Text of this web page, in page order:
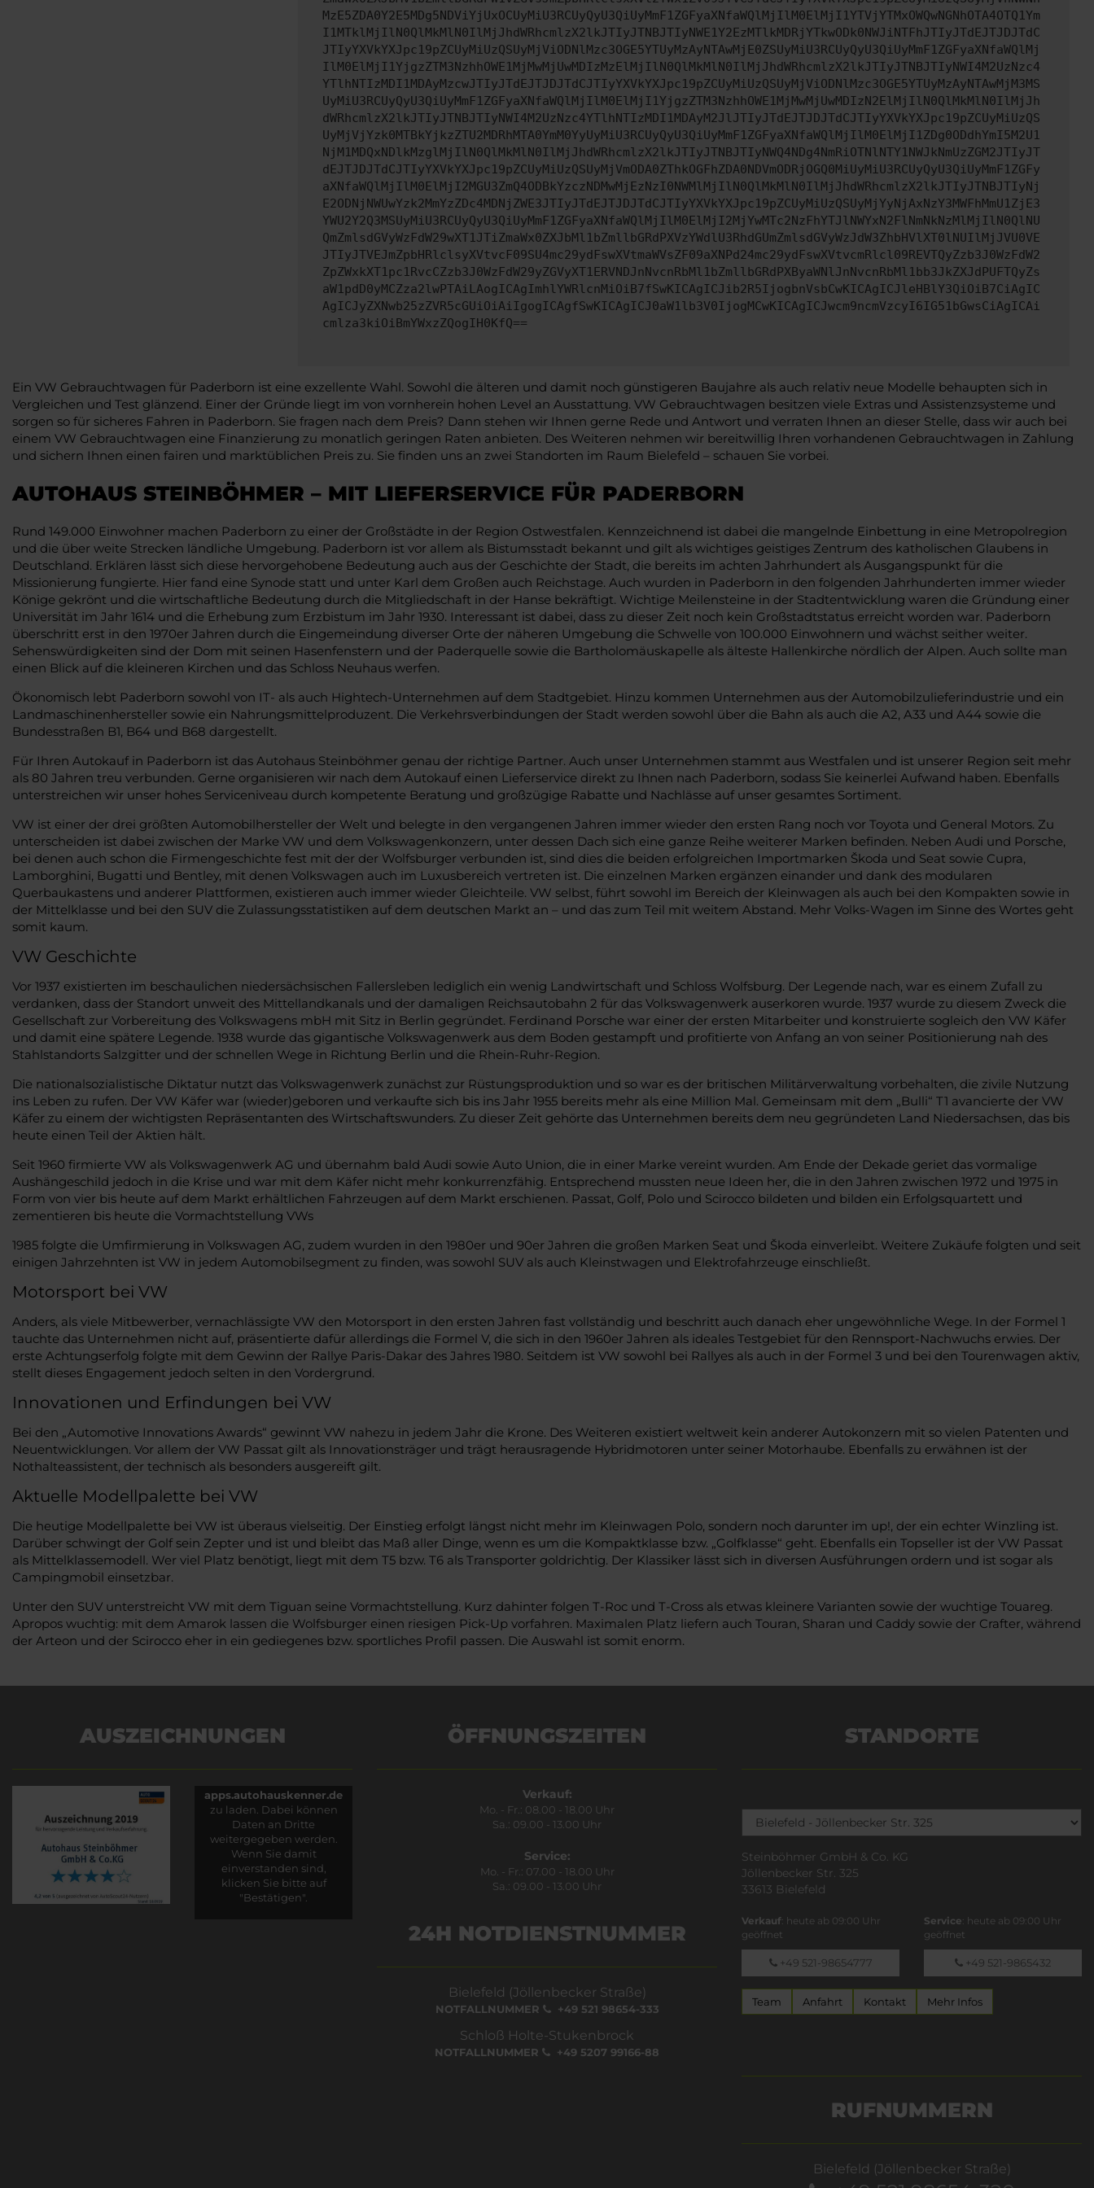
MzE5ZDA0Y2E5MDg5NDViYjUxOCUyMiU3RCUyQyU3QiUyMmF1ZGFyaXNfaWQlMjIlM0ElMjI1YTVjYTMxOWQwNGNhOTA4OTQ1Ym
I1MTklMjIlN0QlMkMlN0IlMjJhdWRhcmlzX2lkJTIyJTNBJTIyNWE1Y2EzMTlkMDRjYTkwODk0NWJiNTFhJTIyJTdEJTJDJTdC
JTIyYXVkYXJpc19pZCUyMiUzQSUyMjViODNlMzc3OGE5YTUyMzAyNTAwMjE0ZSUyMiU3RCUyQyU3QiUyMmF1ZGFyaXNfaWQlMj
IlM0ElMjI1YjgzZTM3NzhhOWE1MjMwMjUwMDIzMzElMjIlN0QlMkMlN0IlMjJhdWRhcmlzX2lkJTIyJTNBJTIyNWI4M2UzNzc4
YTlhNTIzMDI1MDAyMzcwJTIyJTdEJTJDJTdCJTIyYXVkYXJpc19pZCUyMiUzQSUyMjViODNlMzc3OGE5YTUyMzAyNTAwMjM3MS
UyMiU3RCUyQyU3QiUyMmF1ZGFyaXNfaWQlMjIlM0ElMjI1YjgzZTM3NzhhOWE1MjMwMjUwMDIzN2ElMjIlN0QlMkMlN0IlMjJh
dWRhcmlzX2lkJTIyJTNBJTIyNWI4M2UzNzc4YTlhNTIzMDI1MDAyM2JlJTIyJTdEJTJDJTdCJTIyYXVkYXJpc19pZCUyMiUzQS
UyMjVjYzk0MTBkYjkzZTU2MDRhMTA0YmM0YyUyMiU3RCUyQyU3QiUyMmF1ZGFyaXNfaWQlMjIlM0ElMjI1ZDg0ODdhYmI5M2U1
NjM1MDQxNDlkMzglMjIlN0QlMkMlN0IlMjJhdWRhcmlzX2lkJTIyJTNBJTIyNWQ4NDg4NmRiOTNlNTY1NWJkNmUzZGM2JTIyJT
dEJTJDJTdCJTIyYXVkYXJpc19pZCUyMiUzQSUyMjVmODA0ZThkOGFhZDA0NDVmODRjOGQ0MiUyMiU3RCUyQyU3QiUyMmF1ZGFy
aXNfaWQlMjIlM0ElMjI2MGU3ZmQ4ODBkYzczNDMwMjEzNzI0NWMlMjIlN0QlMkMlN0IlMjJhdWRhcmlzX2lkJTIyJTNBJTIyNj
E2ODNjNWUwYzk2MmYzZDc4MDNjZWE3JTIyJTdEJTJDJTdCJTIyYXVkYXJpc19pZCUyMiUzQSUyMjYyNjAxNzY3MWFhMmU1ZjE3
YWU2Y2Q3MSUyMiU3RCUyQyU3QiUyMmF1ZGFyaXNfaWQlMjIlM0ElMjI2MjYwMTc2NzFhYTJlNWYxN2FlNmNkNzMlMjIlN0QlNU
QmZmlsdGVyWzFdW29wXT1JTiZmaWx0ZXJbMl1bZmllbGRdPXVzYWdlU3RhdGUmZmlsdGVyWzJdW3ZhbHVlXT0lNUIlMjJVU0VE
JTIyJTVEJmZpbHRlclsyXVtvcF09SU4mc29ydFswXVtmaWVsZF09aXNPd24mc29ydFswXVtvcmRlcl09REVTQyZzb3J0WzFdW2
ZpZWxkXT1pc1RvcCZzb3J0WzFdW29yZGVyXT1ERVNDJnNvcnRbMl1bZmllbGRdPXByaWNlJnNvcnRbMl1bb3JkZXJdPUFTQyZs
aW1pdD0yMCZza2lwPTAiLAogICAgImhlYWRlcnMiOiB7fSwKICAgICJib2R5IjogbnVsbCwKICAgICJleHBlY3QiOiB7CiAgIC
AgICJyZXNwb25zZVR5cGUiOiAiIgogICAgfSwKICAgICJ0aW1lb3V0IjogMCwKICAgICJwcm9ncmVzcyI6IG51bGwsCiAgICAi
cmlza3kiOiBmYWxzZQogIH0KfQ==
Ein VW Gebrauchtwagen für Paderborn ist eine exzellente Wahl. Sowohl die älteren und damit noch günstigeren Baujahre als auch relativ neue Modelle behaupten sich in
Vergleichen und Test glänzend. Einer der Gründe liegt im von vornherein hohen Level an Ausstattung. VW Gebrauchtwagen besitzen viele Extras und Assistenzsysteme und
sorgen so für sicheres Fahren in Paderborn. Sie fragen nach dem Preis? Dann stehen wir Ihnen gerne Rede und Antwort und verraten Ihnen an dieser Stelle, dass wir auch bei
einem VW Gebrauchtwagen eine Finanzierung zu monatlich geringen Raten anbieten. Des Weiteren nehmen wir bereitwillig Ihren vorhandenen Gebrauchtwagen in Zahlung
und sichern Ihnen einen fairen und marktüblichen Preis zu. Sie finden uns an zwei Standorten im Raum Bielefeld – schauen Sie vorbei.
AUTOHAUS STEINBÖHMER – MIT LIEFERSERVICE FÜR PADERBORN
Rund 149.000 Einwohner machen Paderborn zu einer der Großstädte in der Region Ostwestfalen. Kennzeichnend ist dabei die mangelnde Einbettung in eine Metropolregion
und die über weite Strecken ländliche Umgebung. Paderborn ist vor allem als Bistumsstadt bekannt und gilt als wichtiges geistiges Zentrum des katholischen Glaubens in
Deutschland. Erklären lässt sich diese hervorgehobene Bedeutung auch aus der Geschichte der Stadt, die bereits im achten Jahrhundert als Ausgangspunkt für die
Missionierung fungierte. Hier fand eine Synode statt und unter Karl dem Großen auch Reichstage. Auch wurden in Paderborn in den folgenden Jahrhunderten immer wieder
Könige gekrönt und die wirtschaftliche Bedeutung durch die Mitgliedschaft in der Hanse bekräftigt. Wichtige Meilensteine in der Stadtentwicklung waren die Gründung einer
Universität im Jahr 1614 und die Erhebung zum Erzbistum im Jahr 1930. Interessant ist dabei, dass zu dieser Zeit noch kein Großstadtstatus erreicht worden war. Paderborn
überschritt erst in den 1970er Jahren durch die Eingemeindung diverser Orte der näheren Umgebung die Schwelle von 100.000 Einwohnern und wächst seither weiter.
Sehenswürdigkeiten sind der Dom mit seinen Hasenfenstern und der Paderquelle sowie die Bartholomäuskapelle als älteste Hallenkirche nördlich der Alpen. Auch sollte man
einen Blick auf die kleineren Kirchen und das Schloss Neuhaus werfen.
Ökonomisch lebt Paderborn sowohl von IT- als auch Hightech-Unternehmen auf dem Stadtgebiet. Hinzu kommen Unternehmen aus der Automobilzulieferindustrie und ein
Landmaschinenhersteller sowie ein Nahrungsmittelproduzent. Die Verkehrsverbindungen der Stadt werden sowohl über die Bahn als auch die A2, A33 und A44 sowie die
Bundesstraßen B1, B64 und B68 dargestellt.
Für Ihren Autokauf in Paderborn ist das Autohaus Steinböhmer genau der richtige Partner. Auch unser Unternehmen stammt aus Westfalen und ist unserer Region seit mehr
als 80 Jahren treu verbunden. Gerne organisieren wir nach dem Autokauf einen Lieferservice direkt zu Ihnen nach Paderborn, sodass Sie keinerlei Aufwand haben. Ebenfalls
unterstreichen wir unser hohes Serviceniveau durch kompetente Beratung und großzügige Rabatte und Nachlässe auf unser gesamtes Sortiment.
VW ist einer der drei größten Automobilhersteller der Welt und belegte in den vergangenen Jahren immer wieder den ersten Rang noch vor Toyota und General Motors. Zu
unterscheiden ist dabei zwischen der Marke VW und dem Volkswagenkonzern, unter dessen Dach sich eine ganze Reihe weiterer Marken befinden. Neben Audi und Porsche,
bei denen auch schon die Firmengeschichte fest mit der der Wolfsburger verbunden ist, sind dies die beiden erfolgreichen Importmarken Škoda und Seat sowie Cupra,
Lamborghini, Bugatti und Bentley, mit denen Volkswagen auch im Luxusbereich vertreten ist. Die einzelnen Marken ergänzen einander und dank des modularen
Querbaukastens und anderer Plattformen, existieren auch immer wieder Gleichteile. VW selbst, führt sowohl im Bereich der Kleinwagen als auch bei den Kompakten sowie in
der Mittelklasse und bei den SUV die Zulassungsstatistiken auf dem deutschen Markt an – und das zum Teil mit weitem Abstand. Mehr Volks-Wagen im Sinne des Wortes geht
somit kaum.
VW Geschichte
Vor 1937 existierten im beschaulichen niedersächsischen Fallersleben lediglich ein wenig Landwirtschaft und Schloss Wolfsburg. Der Legende nach, war es einem Zufall zu
verdanken, dass der Standort unweit des Mittellandkanals und der damaligen Reichsautobahn 2 für das Volkswagenwerk auserkoren wurde. 1937 wurde zu diesem Zweck die
Gesellschaft zur Vorbereitung des Volkswagens mbH mit Sitz in Berlin gegründet. Ferdinand Porsche war einer der ersten Mitarbeiter und konstruierte sogleich den VW Käfer
und damit eine spätere Legende. 1938 wurde das gigantische Volkswagenwerk aus dem Boden gestampft und profitierte von Anfang an von seiner Positionierung nah des
Stahlstandorts Salzgitter und der schnellen Wege in Richtung Berlin und die Rhein-Ruhr-Region.
Die nationalsozialistische Diktatur nutzt das Volkswagenwerk zunächst zur Rüstungsproduktion und so war es der britischen Militärverwaltung vorbehalten, die zivile Nutzung
ins Leben zu rufen. Der VW Käfer war (wieder)geboren und verkaufte sich bis ins Jahr 1955 bereits mehr als eine Million Mal. Gemeinsam mit dem „Bulli“ T1 avancierte der VW
Käfer zu einem der wichtigsten Repräsentanten des Wirtschaftswunders. Zu dieser Zeit gehörte das Unternehmen bereits dem neu gegründeten Land Niedersachsen, das bis
heute einen Teil der Aktien hält.
Seit 1960 firmierte VW als Volkswagenwerk AG und übernahm bald Audi sowie Auto Union, die in einer Marke vereint wurden. Am Ende der Dekade geriet das vormalige
Aushängeschild jedoch in die Krise und war mit dem Käfer nicht mehr konkurrenzfähig. Entsprechend mussten neue Ideen her, die in den Jahren zwischen 1972 und 1975 in
Form von vier bis heute auf dem Markt erhältlichen Fahrzeugen auf dem Markt erschienen. Passat, Golf, Polo und Scirocco bildeten und bilden ein Erfolgsquartett und
zementieren bis heute die Vormachtstellung VWs
1985 folgte die Umfirmierung in Volkswagen AG, zudem wurden in den 1980er und 90er Jahren die großen Marken Seat und Škoda einverleibt. Weitere Zukäufe folgten und seit
einigen Jahrzehnten ist VW in jedem Automobilsegment zu finden, was sowohl SUV als auch Kleinstwagen und Elektrofahrzeuge einschließt.
Motorsport bei VW
Anders, als viele Mitbewerber, vernachlässigte VW den Motorsport in den ersten Jahren fast vollständig und beschritt auch danach eher ungewöhnliche Wege. In der Formel 1
tauchte das Unternehmen nicht auf, präsentierte dafür allerdings die Formel V, die sich in den 1960er Jahren als ideales Testgebiet für den Rennsport-Nachwuchs erwies. Der
erste Achtungserfolg folgte mit dem Gewinn der Rallye Paris-Dakar des Jahres 1980. Seitdem ist VW sowohl bei Rallyes als auch in der Formel 3 und bei den Tourenwagen aktiv,
stellt dieses Engagement jedoch selten in den Vordergrund.
Innovationen und Erfindungen bei VW
Bei den „Automotive Innovations Awards“ gewinnt VW nahezu in jedem Jahr die Krone. Des Weiteren existiert weltweit kein anderer Autokonzern mit so vielen Patenten und
Neuentwicklungen. Vor allem der VW Passat gilt als Innovationsträger und trägt herausragende Hybridmotoren unter seiner Motorhaube. Ebenfalls zu erwähnen ist der
Nothalteassistent, der technisch als besonders ausgereift gilt.
Aktuelle Modellpalette bei VW
Die heutige Modellpalette bei VW ist überaus vielseitig. Der Einstieg erfolgt längst nicht mehr im Kleinwagen Polo, sondern noch darunter im up!, der ein echter Winzling ist.
Darüber schwingt der Golf sein Zepter und ist und bleibt das Maß aller Dinge, wenn es um die Kompaktklasse bzw. „Golfklasse“ geht. Ebenfalls ein Topseller ist der VW Passat
als Mittelklassemodell. Wer viel Platz benötigt, liegt mit dem T5 bzw. T6 als Transporter goldrichtig. Der Klassiker lässt sich in diversen Ausführungen ordern und ist sogar als
Campingmobil einsetzbar.
Unter den SUV unterstreicht VW mit dem Tiguan seine Vormachtstellung. Kurz dahinter folgen T-Roc und T-Cross als etwas kleinere Varianten sowie der wuchtige Touareg.
Apropos wuchtig: mit dem Amarok lassen die Wolfsburger einen riesigen Pick-Up vorfahren. Maximalen Platz liefern auch Touran, Sharan und Caddy sowie der Crafter, während
der Arteon und der Scirocco eher in ein gediegenes bzw. sportliches Profil passen. Die Auswahl ist somit enorm.
AUSZEICHNUNGEN
apps.autohauskenner.de
zu laden. Dabei können
Daten an Dritte
weitergegeben werden.
Wenn Sie damit
einverstanden sind,
klicken Sie bitte auf
"Bestätigen".
ÖFFNUNGSZEITEN
Verkauf:
Mo. - Fr.: 08.00 - 18.00 Uhr
Sa.: 09.00 - 13.00 Uhr
Service:
Mo. - Fr.: 07.00 - 18.00 Uhr
Sa.: 09.00 - 13.00 Uhr
24H NOTDIENSTNUMMER
Bielefeld (Jöllenbecker Straße)
NOTFALLNUMMER +49 521 98654-333
Schloß Holte-Stukenbrock
NOTFALLNUMMER +49 5207 99166-88
STANDORTE
Steinböhmer GmbH & Co. KG
Jöllenbecker Str. 325
33613 Bielefeld
Verkauf: heute ab 09:00 Uhr
geöffnet
+49 521-98654777
Service: heute ab 09:00 Uhr
geöffnet
+49 521-9865432
Team Anfahrt Kontakt Mehr Infos
RUFNUMMERN
Bielefeld (Jöllenbecker Straße)